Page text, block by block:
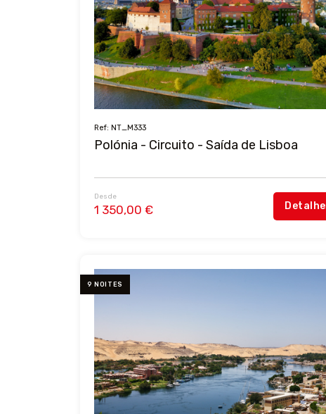
Ref: NT_M333
Polónia - Circuito - Saída de Lisboa
Desde
1 350,00 € Detalhe
9 NOITES